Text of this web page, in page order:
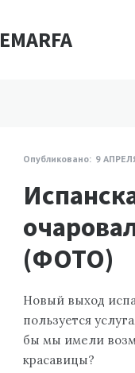
EMARFA
Опубликовано: 9
(ФОТО)
Новый выход
пользуется
бы мы имели
красавицы?